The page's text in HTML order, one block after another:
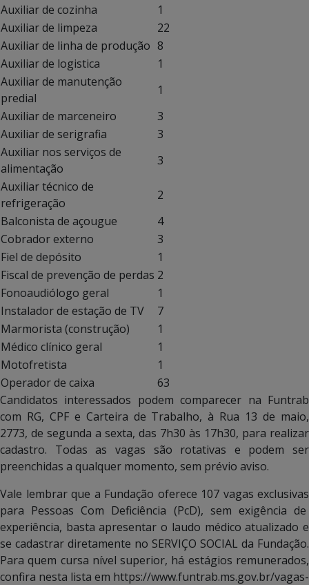
Auxiliar de cozinha
1
Auxiliar de limpeza
22
Auxiliar de linha de produção 8
Auxiliar de logistica
1
Auxiliar de manutenção
predial
1
Auxiliar de marceneiro
3
Auxiliar de serigrafia
3
Auxiliar nos serviços de
alimentação
3
Auxiliar técnico de
refrigeração
2
Balconista de açougue
4
Cobrador externo
3
Fiel de depósito
1
Fiscal de prevenção de perdas 2
Fonoaudiólogo geral
1
Instalador de estação de TV
7
Marmorista (construção)
1
Médico clínico geral
1
Motofretista
1
Operador de caixa
63
Candidatos interessados podem comparecer na Funtrab
com RG, CPF e Carteira de Trabalho, à Rua 13 de maio,
2773, de segunda a sexta, das 7h30 às 17h30, para realizar
cadastro. Todas as vagas são rotativas e podem ser
preenchidas a qualquer momento, sem prévio aviso.
Vale lembrar que a Fundação oferece 107 vagas exclusivas
para Pessoas Com Deficiência (PcD), sem exigência de
experiência, basta apresentar o laudo médico atualizado e
se cadastrar diretamente no SERVIÇO SOCIAL da Fundação.
Para quem cursa nível superior, há estágios remunerados,
confira nesta lista em https://www.funtrab.ms.gov.br/vagas-